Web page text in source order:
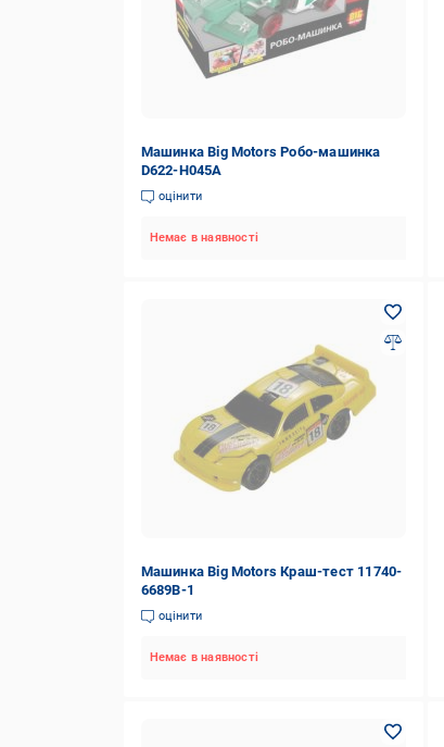
Машинка Big Motors Робо-машинка
D622-H045A
оцінити
Немає в наявності
Машинка Big Motors Краш-тест 11740-
6689B-1
оцінити
Немає в наявності